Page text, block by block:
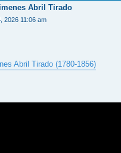
Abril Tirado
2026 11:06 am
Abril Tirado (1780-1856)